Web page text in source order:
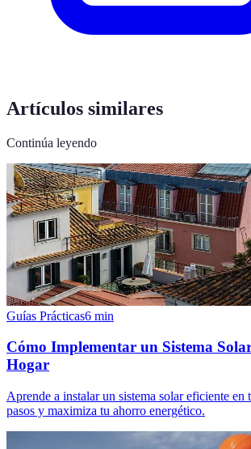
Artículos similares
Continúa leyendo
Guías Prácticas6 min
Cómo Implementar un Sistema
Hogar
Aprende a instalar un sistema solar eficiente en
pasos y maximiza tu ahorro energético.